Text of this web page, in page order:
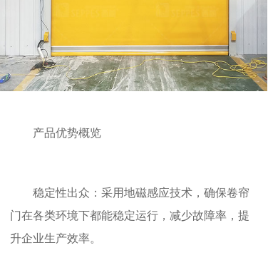
产品优势概览
稳定性出众：采用地磁感应技术，确保卷帘
门在各类环境下都能稳定运行，减少故障率，提
升企业生产效率。